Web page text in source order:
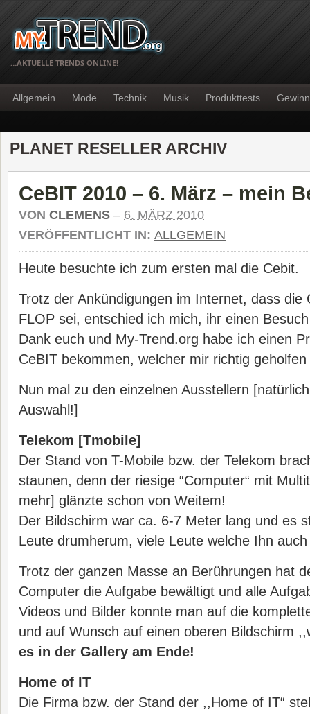
…AKTUELLE TRENDS ONLINE!
Allgemein Mode Technik Musik Produkttests
PLANET RESELLER ARCHIV
CeBIT 2010 – 6. März – mein
VON CLEMENS – 6. MÄRZ 2010
VERÖFFENTLICHT IN: ALLGEMEIN
Heute besuchte ich zum ersten mal die Cebit.
Trotz der Ankündigungen im Internet, dass die
FLOP sei, entschied ich mich, ihr einen
Dank euch und My-Trend.org habe ich einen
CeBIT bekommen, welcher mir richtig
Nun mal zu den einzelnen Ausstellern
Auswahl!]
Telekom [Tmobile]
Der Stand von T-Mobile bzw. der Telekom
staunen, denn der riesige “Computer“ mit
mehr] glänzte schon von Weitem!
Der Bildschirm war ca. 6-7 Meter lang und es
Leute drumherum, viele Leute welche Ihn
Trotz der ganzen Masse an Berührungen hat
Computer die Aufgabe bewältigt und alle
Videos und Bilder konnte man auf die
und auf Wunsch auf einen oberen Bildschirm
es in der Gallery am Ende!
Home of IT
Die Firma bzw. der Stand der ,,Home of IT“